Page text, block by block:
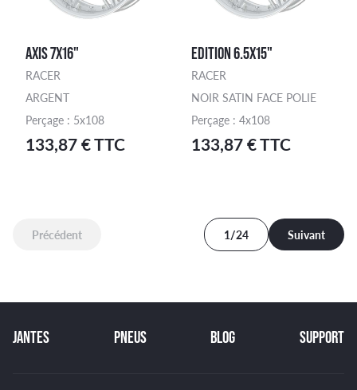
AXIS 7X16"
RACER
ARGENT
Perçage : 5x108
133,87 € TTC
EDITION 6.5X15"
RACER
NOIR SATIN FACE POLIE
Perçage : 4x108
133,87 € TTC
Précédent 1/24 Suivant
JANTES PNEUS BLOG SUPPORT